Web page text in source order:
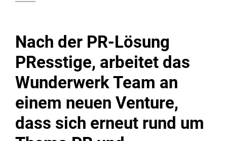
Nach der PR-Lösung
PResstige, arbeitet das
Wunderwerk Team an
einem neuen Venture,
dass sich erneut rund um